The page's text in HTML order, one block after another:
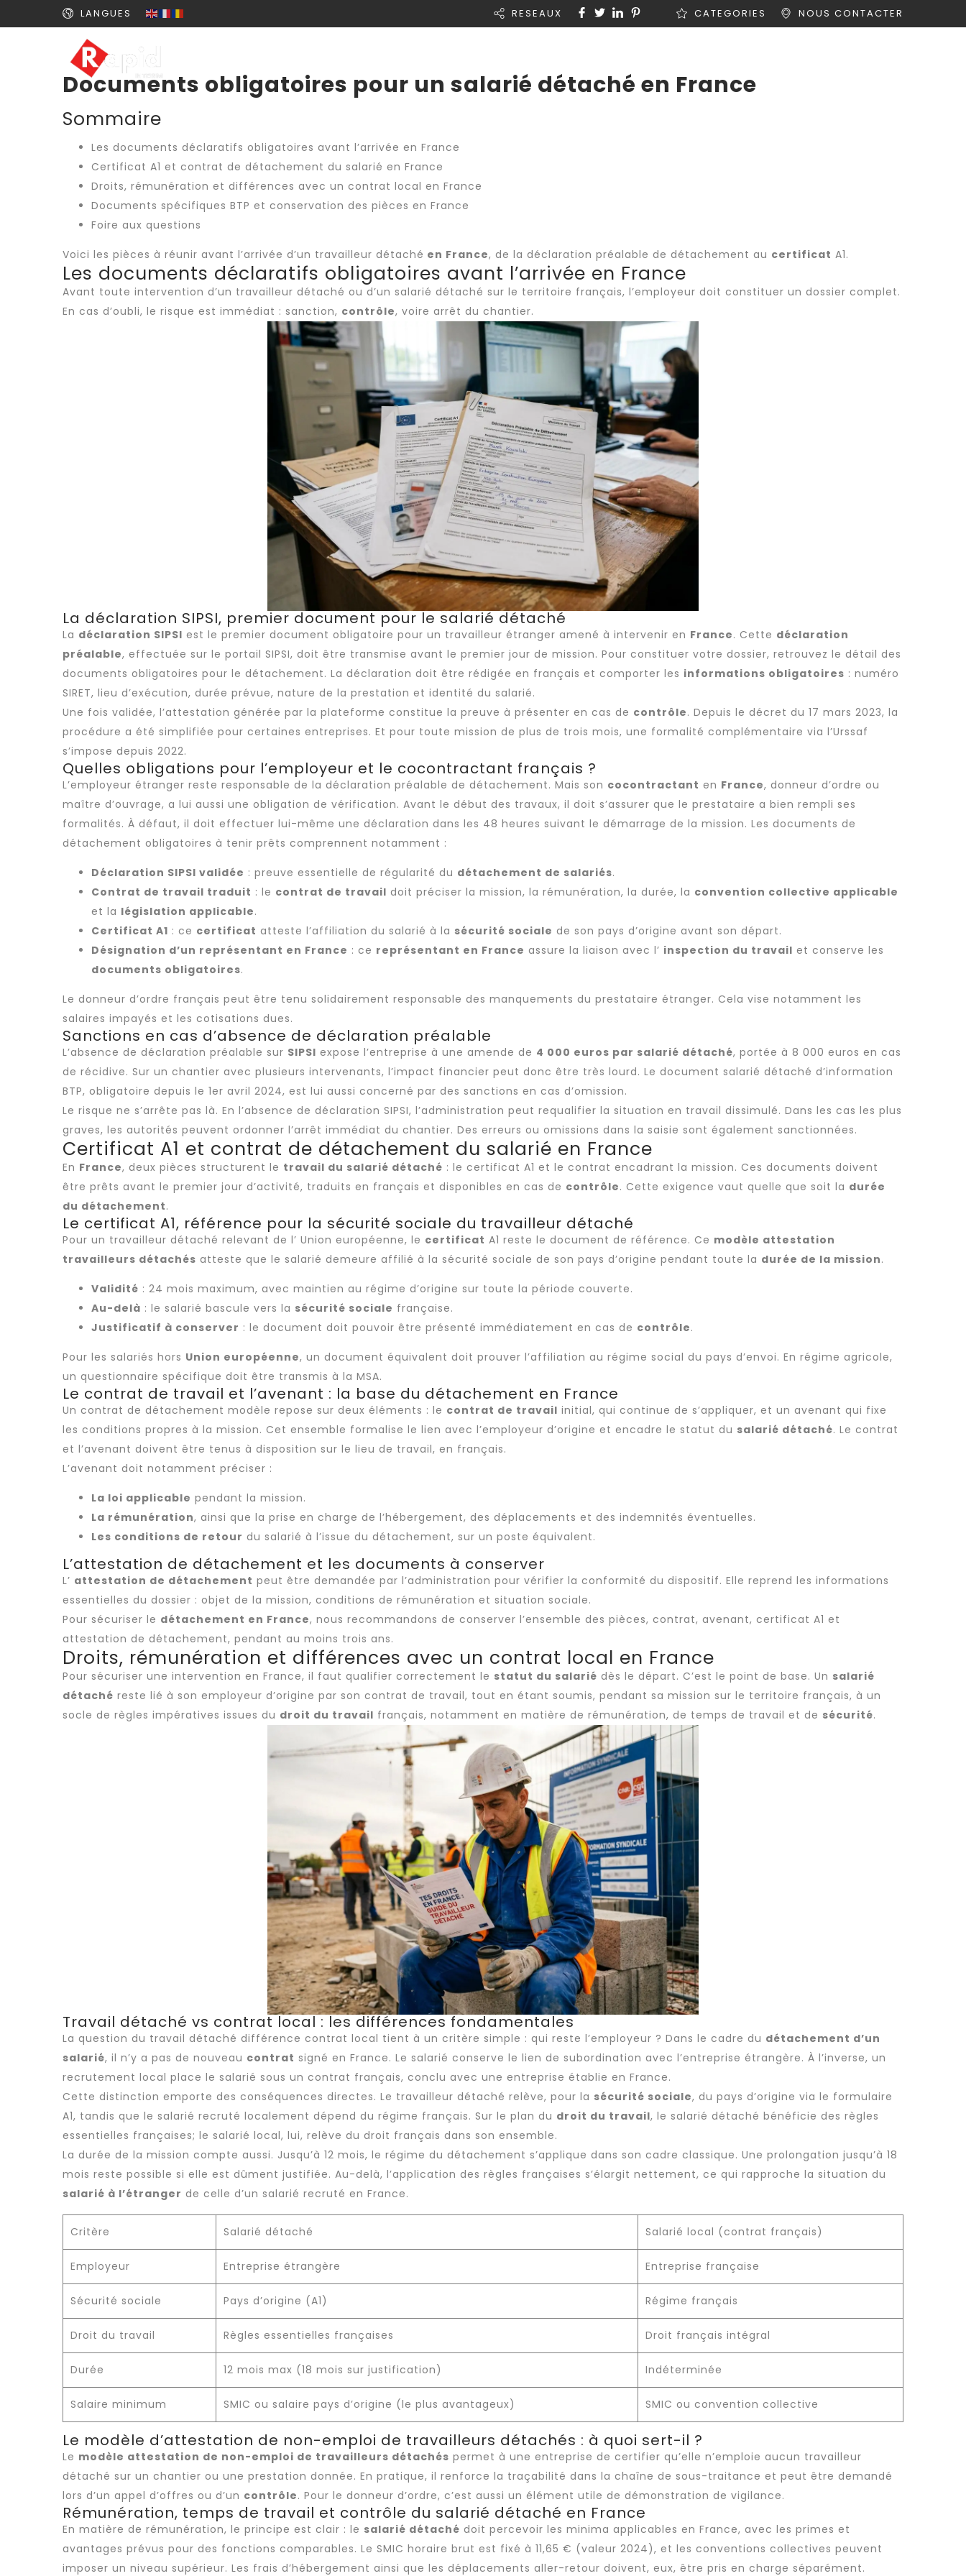
LANGUES RESEAUX NOUS CONTACTER
CATEGORIES
Documents obligatoires pour un salarié détaché en France
Sommaire
Les documents déclaratifs obligatoires avant l’arrivée en France
Certificat A1 et contrat de détachement du salarié en France
Droits, rémunération et différences avec un contrat local en France
Documents spécifiques BTP et conservation des pièces en France
Foire aux questions
Voici les pièces à réunir avant l’arrivée d’un travailleur détaché en France, de la déclaration préalable de détachement au certificat A1.
Les documents déclaratifs obligatoires avant l’arrivée en France
Avant toute intervention d’un travailleur détaché ou d’un salarié détaché sur le territoire français, l’employeur doit constituer un dossier complet.
En cas d’oubli, le risque est immédiat : sanction, contrôle, voire arrêt du chantier.
La déclaration SIPSI, premier document pour le salarié détaché
La déclaration SIPSI est le premier document obligatoire pour un travailleur étranger amené à intervenir en France. Cette déclaration
préalable, effectuée sur le portail SIPSI, doit être transmise avant le premier jour de mission. Pour constituer votre dossier, retrouvez le détail des
documents obligatoires pour le détachement. La déclaration doit être rédigée en français et comporter les informations obligatoires : numéro
SIRET, lieu d’exécution, durée prévue, nature de la prestation et identité du salarié.
Une fois validée, l’attestation générée par la plateforme constitue la preuve à présenter en cas de contrôle. Depuis le décret du 17 mars 2023, la
procédure a été simplifiée pour certaines entreprises. Et pour toute mission de plus de trois mois, une formalité complémentaire via l’Urssaf
s’impose depuis 2022.
Quelles obligations pour l’employeur et le cocontractant français ?
L’employeur étranger reste responsable de la déclaration préalable de détachement. Mais son cocontractant en France, donneur d’ordre ou
maître d’ouvrage, a lui aussi une obligation de vérification. Avant le début des travaux, il doit s’assurer que le prestataire a bien rempli ses
formalités. À défaut, il doit effectuer lui-même une déclaration dans les 48 heures suivant le démarrage de la mission. Les documents de
détachement obligatoires à tenir prêts comprennent notamment :
Déclaration SIPSI validée : preuve essentielle de régularité du détachement de salariés.
Contrat de travail traduit : le contrat de travail doit préciser la mission, la rémunération, la durée, la convention collective applicable
et la législation applicable.
Certificat A1 : ce certificat atteste l’affiliation du salarié à la sécurité sociale de son pays d’origine avant son départ.
Désignation d’un représentant en France : ce représentant en France assure la liaison avec l’ inspection du travail et conserve les
documents obligatoires.
Le donneur d’ordre français peut être tenu solidairement responsable des manquements du prestataire étranger. Cela vise notamment les
salaires impayés et les cotisations dues.
Sanctions en cas d’absence de déclaration préalable
L’absence de déclaration préalable sur SIPSI expose l’entreprise à une amende de 4 000 euros par salarié détaché, portée à 8 000 euros en cas
de récidive. Sur un chantier avec plusieurs intervenants, l’impact financier peut donc être très lourd. Le document salarié détaché d’information
BTP, obligatoire depuis le 1er avril 2024, est lui aussi concerné par des sanctions en cas d’omission.
Le risque ne s’arrête pas là. En l’absence de déclaration SIPSI, l’administration peut requalifier la situation en travail dissimulé. Dans les cas les plus
graves, les autorités peuvent ordonner l’arrêt immédiat du chantier. Des erreurs ou omissions dans la saisie sont également sanctionnées.
Certificat A1 et contrat de détachement du salarié en France
En France, deux pièces structurent le travail du salarié détaché : le certificat A1 et le contrat encadrant la mission. Ces documents doivent
être prêts avant le premier jour d’activité, traduits en français et disponibles en cas de contrôle. Cette exigence vaut quelle que soit la durée
du détachement.
Le certificat A1, référence pour la sécurité sociale du travailleur détaché
Pour un travailleur détaché relevant de l’ Union européenne, le certificat A1 reste le document de référence. Ce modèle attestation
travailleurs détachés atteste que le salarié demeure affilié à la sécurité sociale de son pays d’origine pendant toute la durée de la mission.
Validité : 24 mois maximum, avec maintien au régime d’origine sur toute la période couverte.
Au-delà : le salarié bascule vers la sécurité sociale française.
Justificatif à conserver : le document doit pouvoir être présenté immédiatement en cas de contrôle.
Pour les salariés hors Union européenne, un document équivalent doit prouver l’affiliation au régime social du pays d’envoi. En régime agricole,
un questionnaire spécifique doit être transmis à la MSA.
Le contrat de travail et l’avenant : la base du détachement en France
Un contrat de détachement modèle repose sur deux éléments : le contrat de travail initial, qui continue de s’appliquer, et un avenant qui fixe
les conditions propres à la mission. Cet ensemble formalise le lien avec l’employeur d’origine et encadre le statut du salarié détaché. Le contrat
et l’avenant doivent être tenus à disposition sur le lieu de travail, en français.
L’avenant doit notamment préciser :
La loi applicable pendant la mission.
La rémunération, ainsi que la prise en charge de l’hébergement, des déplacements et des indemnités éventuelles.
Les conditions de retour du salarié à l’issue du détachement, sur un poste équivalent.
L’attestation de détachement et les documents à conserver
L’ attestation de détachement peut être demandée par l’administration pour vérifier la conformité du dispositif. Elle reprend les informations
essentielles du dossier : objet de la mission, conditions de rémunération et situation sociale.
Pour sécuriser le détachement en France, nous recommandons de conserver l’ensemble des pièces, contrat, avenant, certificat A1 et
attestation de détachement, pendant au moins trois ans.
Droits, rémunération et différences avec un contrat local en France
Pour sécuriser une intervention en France, il faut qualifier correctement le statut du salarié dès le départ. C’est le point de base. Un salarié
détaché reste lié à son employeur d’origine par son contrat de travail, tout en étant soumis, pendant sa mission sur le territoire français, à un
socle de règles impératives issues du droit du travail français, notamment en matière de rémunération, de temps de travail et de sécurité.
Travail détaché vs contrat local : les différences fondamentales
La question du travail détaché différence contrat local tient à un critère simple : qui reste l’employeur ? Dans le cadre du détachement d’un
salarié, il n’y a pas de nouveau contrat signé en France. Le salarié conserve le lien de subordination avec l’entreprise étrangère. À l’inverse, un
recrutement local place le salarié sous un contrat français, conclu avec une entreprise établie en France.
Cette distinction emporte des conséquences directes. Le travailleur détaché relève, pour la sécurité sociale, du pays d’origine via le formulaire
A1, tandis que le salarié recruté localement dépend du régime français. Sur le plan du droit du travail, le salarié détaché bénéficie des règles
essentielles françaises; le salarié local, lui, relève du droit français dans son ensemble.
La durée de la mission compte aussi. Jusqu’à 12 mois, le régime du détachement s’applique dans son cadre classique. Une prolongation jusqu’à 18
mois reste possible si elle est dûment justifiée. Au-delà, l’application des règles françaises s’élargit nettement, ce qui rapproche la situation du
salarié à l’étranger de celle d’un salarié recruté en France.
Critère Salarié détaché Salarié local (contrat français)
Employeur Entreprise étrangère Entreprise française
Sécurité sociale Pays d’origine (A1) Régime français
Droit du travail Règles essentielles françaises Droit français intégral
Durée 12 mois max (18 mois sur justification) Indéterminée
Salaire minimum SMIC ou salaire pays d’origine (le plus avantageux) SMIC ou convention collective
Le modèle d’attestation de non-emploi de travailleurs détachés : à quoi sert-il ?
Le modèle attestation de non-emploi de travailleurs détachés permet à une entreprise de certifier qu’elle n’emploie aucun travailleur
détaché sur un chantier ou une prestation donnée. En pratique, il renforce la traçabilité dans la chaîne de sous-traitance et peut être demandé
lors d’un appel d’offres ou d’un contrôle. Pour le donneur d’ordre, c’est aussi un élément utile de démonstration de vigilance.
Rémunération, temps de travail et contrôle du salarié détaché en France
En matière de rémunération, le principe est clair : le salarié détaché doit percevoir les minima applicables en France, avec les primes et
avantages prévus pour des fonctions comparables. Le SMIC horaire brut est fixé à 11,65 € (valeur 2024), et les conventions collectives peuvent
imposer un niveau supérieur. Les frais d’hébergement ainsi que les déplacements aller-retour doivent, eux, être pris en charge séparément.